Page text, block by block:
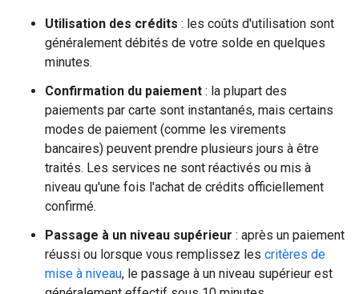
Utilisation des crédits : les coûts d'utilisation sont
généralement débités de votre solde en quelques
minutes.
Confirmation du paiement : la plupart des
paiements par carte sont instantanés, mais certains
modes de paiement (comme les virements
bancaires) peuvent prendre plusieurs jours à être
traités. Les services ne sont réactivés ou mis à
niveau qu'une fois l'achat de crédits officiellement
confirmé.
Passage à un niveau supérieur : après un paiement
réussi ou lorsque vous remplissez les critères de
mise à niveau, le passage à un niveau supérieur est